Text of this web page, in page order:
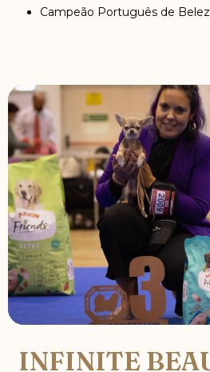
Campeão Português de
INFINITE